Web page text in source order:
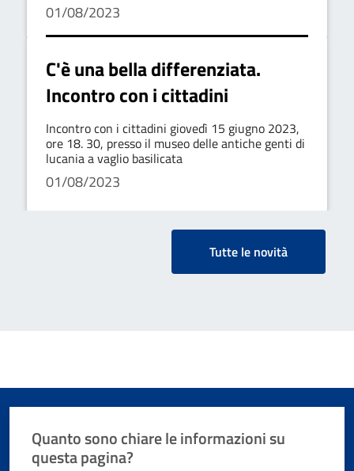
01/08/2023
C'è una bella differenziata.
Incontro con i cittadini
Incontro con i cittadini giovedì 15 giugno 2023,
ore 18. 30, presso il museo delle antiche genti di
lucania a vaglio basilicata
01/08/2023
Tutte le novità
Quanto sono chiare le informazioni su
questa pagina?